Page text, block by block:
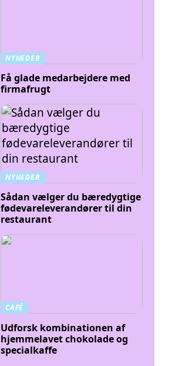
NYHEDER
Få glade medarbejdere med
firmafrugt
NYHEDER
Sådan vælger du bæredygtige
fødevareleverandører til din
restaurant
CAFÉ
Udforsk kombinationen af
hjemmelavet chokolade og
specialkaffe